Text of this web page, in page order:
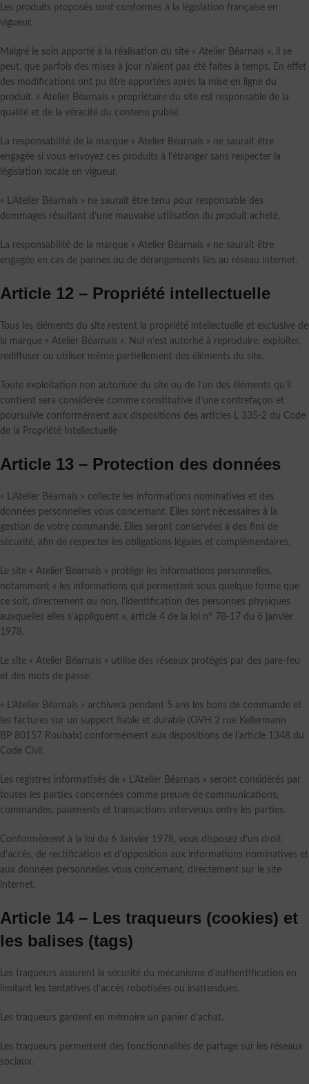
Les produits proposés sont conformes à la législation française en
vigueur.
Malgré le soin apporté à la réalisation du site « Atelier Béarnais », il se
peut, que parfois des mises à jour n’aient pas été faites à temps. En effet
des modifications ont pu être apportées après la mise en ligne du
produit. « Atelier Béarnais » propriétaire du site est responsable de la
qualité et de la véracité du contenu publié.
La responsabilité de la marque « Atelier Béarnais » ne saurait être
engagée si vous envoyez ces produits à l’étranger sans respecter la
législation locale en vigueur.
« L’Atelier Béarnais » ne saurait être tenu pour responsable des
dommages résultant d’une mauvaise utilisation du produit acheté.
La responsabilité de la marque « Atelier Béarnais » ne saurait être
engagée en cas de pannes ou de dérangements liés au réseau internet.
Article 12 – Propriété intellectuelle
Tous les éléments du site restent la propriété intellectuelle et exclusive de
la marque « Atelier Béarnais ». Nul n’est autorisé à reproduire, exploiter,
rediffuser ou utiliser même partiellement des éléments du site.
Toute exploitation non autorisée du site ou de l’un des éléments qu’il
contient sera considérée comme constitutive d’une contrefaçon et
poursuivie conformément aux dispositions des articles L 335-2 du Code
de la Propriété Intellectuelle
Article 13 – Protection des données
« L’Atelier Béarnais » collecte les informations nominatives et des
données personnelles vous concernant. Elles sont nécessaires à la
gestion de votre commande. Elles seront conservées à des fins de
sécurité, afin de respecter les obligations légales et complémentaires.
Le site « Atelier Béarnais » protège les informations personnelles,
notamment « les informations qui permettent sous quelque forme que
ce soit, directement ou non, l’identification des personnes physiques
auxquelles elles s’appliquent », article 4 de la loi n° 78-17 du 6 janvier
1978.
Le site « Atelier Béarnais » utilise des réseaux protégés par des pare-feu
et des mots de passe.
« L’Atelier Béarnais » archivera pendant 5 ans les bons de commande et
les factures sur un support fiable et durable (OVH 2 rue Kellermann
BP 80157 Roubaix) conformément aux dispositions de l’article 1348 du
Code Civil.
Les registres informatisés de « L’Atelier Béarnais » seront considérés par
toutes les parties concernées comme preuve de communications,
commandes, paiements et transactions intervenus entre les parties.
Conformément à la loi du 6 Janvier 1978, vous disposez d’un droit
d’accès, de rectification et d’opposition aux informations nominatives et
aux données personnelles vous concernant, directement sur le site
internet.
Article 14 – Les traqueurs (cookies) et
les balises (tags)
Les traqueurs assurent la sécurité du mécanisme d’authentification en
limitant les tentatives d’accès robotisées ou inattendues.
Les traqueurs gardent en mémoire un panier d’achat.
Les traqueurs permettent des fonctionnalités de partage sur les réseaux
sociaux.